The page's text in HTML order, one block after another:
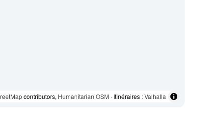
contributors, Humanitarian OSM · Itinéraires :Valhalla